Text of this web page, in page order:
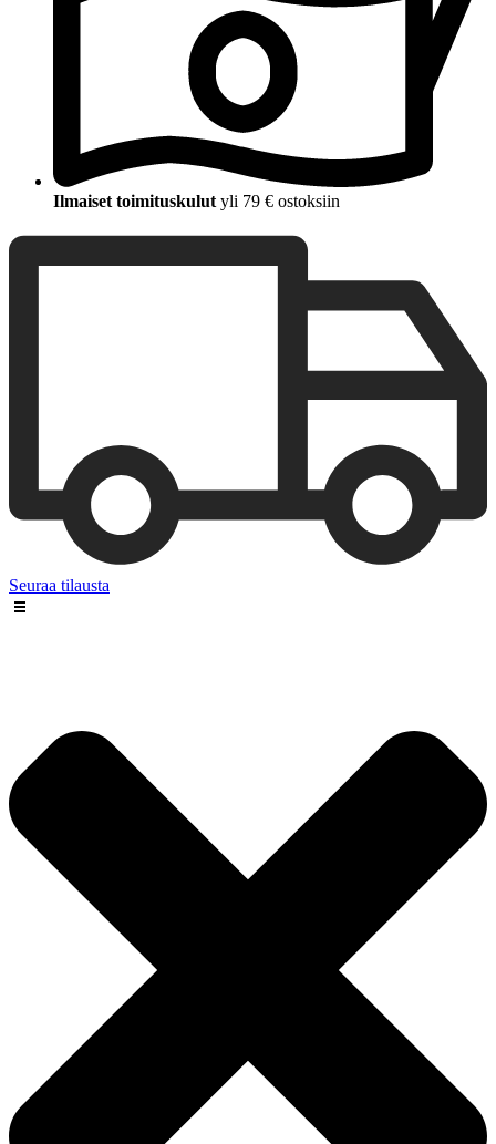
Ilmaiset toimituskulut yli 79 € ostoksiin
Seuraa tilausta